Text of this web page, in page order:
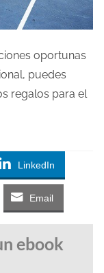
oportunas
puedes
regalos para el
LinkedIn
Email